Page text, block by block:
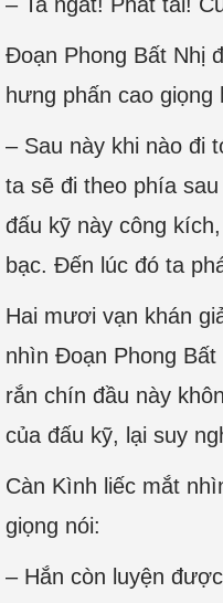
Đoạn Phong Bất Nhị
hưng phấn cao giọng
– Sau này khi nào đi
ta sẽ đi theo phía
đấu kỹ này công
bạc. Đến lúc đó ta
Hai mươi vạn khán
nhìn Đoạn Phong
rắn chín đầu này
của đấu kỹ, lại suy
Càn Kình liếc mắt
giọng nói:
– Hắn còn luyện